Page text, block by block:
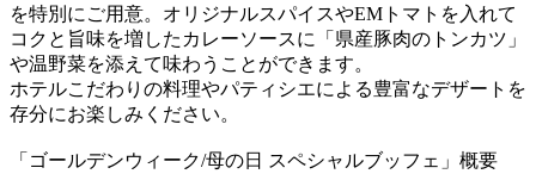
を特別にご用意。オリジナルスパイスやEMトマトを入れて
コクと旨味を増したカレーソースに「県産豚肉のトンカツ」
や温野菜を添えて味わうことができます。
ホテルこだわりの料理やパティシエによる豊富なデザートを
存分にお楽しみください。
「ゴールデンウィーク/母の日 スペシャルブッフェ」概要